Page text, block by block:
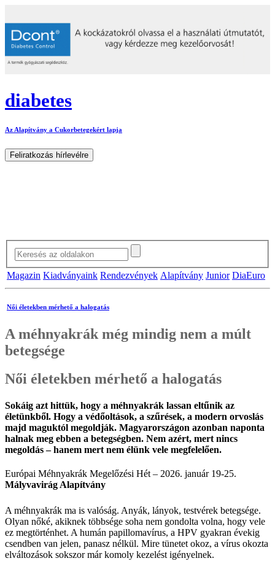
diabetes
Az Alapítvány a Cukorbetegekért lapja
Magazin Kiadványaink Rendezvények Alapítvány Junior DiaEuro
Női életekben mérhető a halogatás
A méhnyakrák még mindig nem a múlt
betegsége
Női életekben mérhető a halogatás
Sokáig azt hittük, hogy a méhnyakrák lassan eltűnik az
életünkből. Hogy a védőoltások, a szűrések, a modern orvoslás
majd maguktól megoldják. Magyarországon azonban naponta
halnak meg ebben a betegségben. Nem azért, mert nincs
megoldás – hanem mert nem élünk vele megfelelően.
Európai Méhnyakrák Megelőzési Hét – 2026. január 19-25.
Mályvavirág Alapítvány
A méhnyakrák ma is valóság. Anyák, lányok, testvérek betegsége.
Olyan nőké, akiknek többsége soha nem gondolta volna, hogy vele
ez megtörténhet. A humán papillomavírus, a HPV gyakran évekig
csendben van jelen, panasz nélkül. Mire tünetet okoz, a vírus okozta
elváltozások sokszor már komoly kezelést igényelnek.